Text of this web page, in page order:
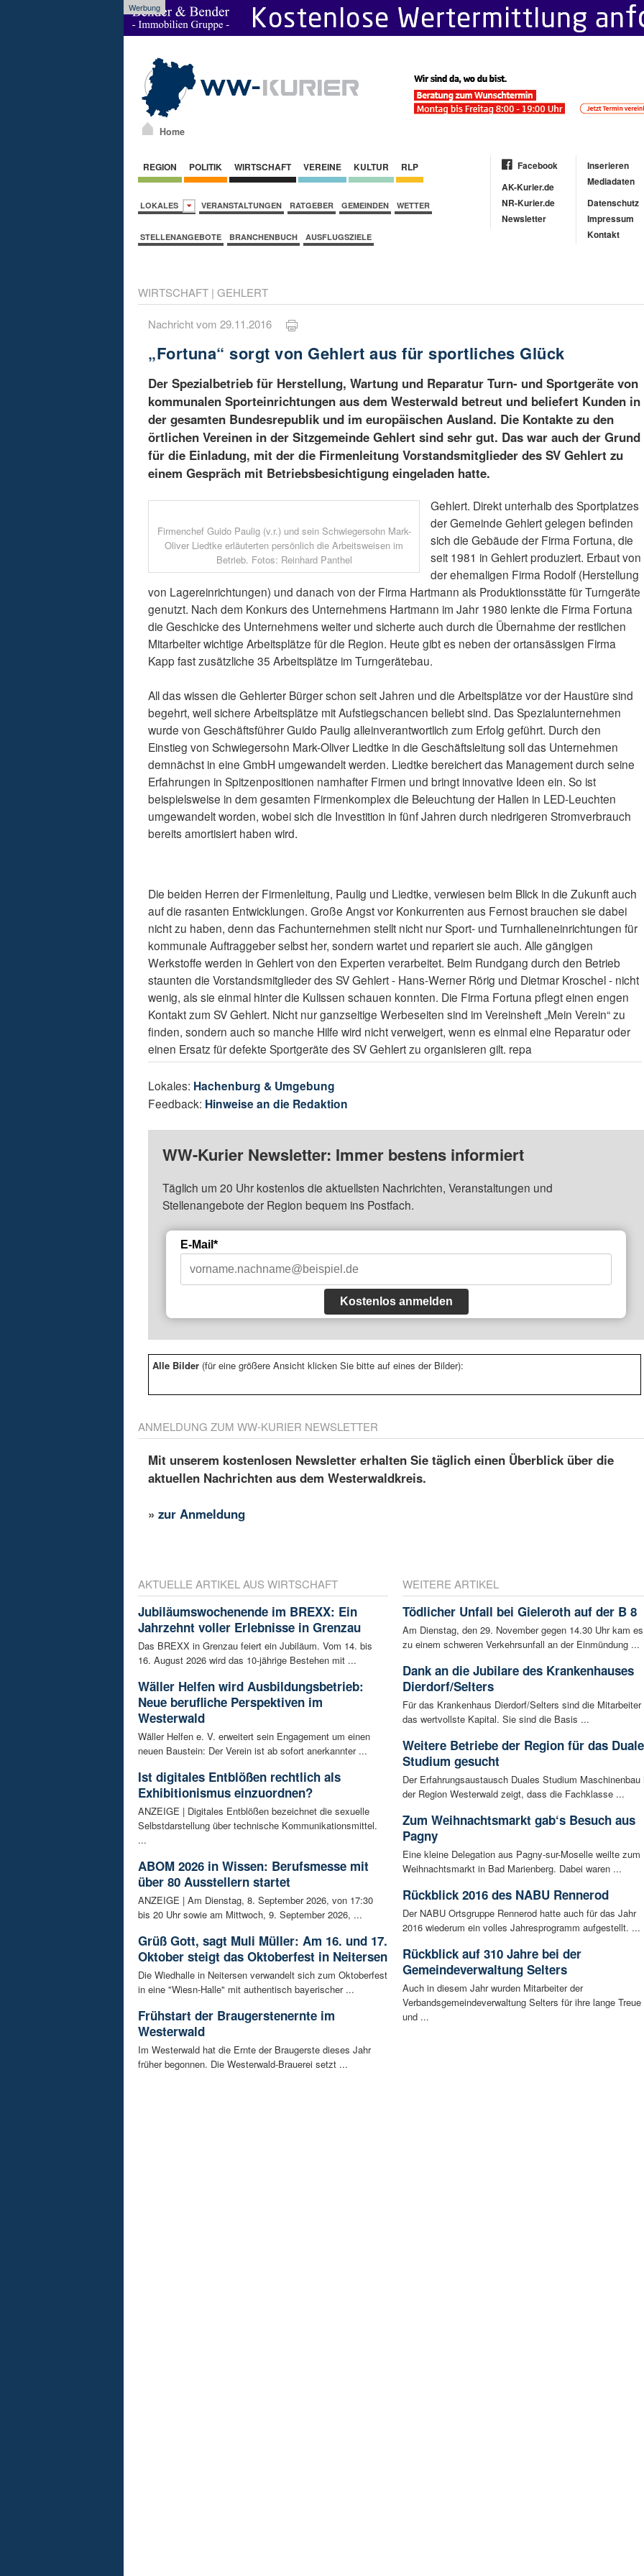
Werbung
Home
REGION POLITIK WIRTSCHAFT VEREINE KULTUR RLP
LOKALES VERANSTALTUNGEN RATGEBER GEMEINDEN WETTER
STELLENANGEBOTE BRANCHENBUCH AUSFLUGSZIELE
Facebook
AK-Kurier.de
NR-Kurier.de
Newsletter
Inserieren
Mediadaten
Datenschutz
Impressum
Kontakt
WIRTSCHAFT | GEHLERT
Nachricht vom 29.11.2016
„Fortuna“ sorgt von Gehlert aus für sportliches Glück
Der Spezialbetrieb für Herstellung, Wartung und Reparatur Turn- und Sportgeräte von
kommunalen Sporteinrichtungen aus dem Westerwald betreut und beliefert Kunden in
der gesamten Bundesrepublik und im europäischen Ausland. Die Kontakte zu den
örtlichen Vereinen in der Sitzgemeinde Gehlert sind sehr gut. Das war auch der Grund
für die Einladung, mit der die Firmenleitung Vorstandsmitglieder des SV Gehlert zu
einem Gespräch mit Betriebsbesichtigung eingeladen hatte.
Firmenchef Guido Paulig (v.r.) und sein Schwiegersohn Mark-
Oliver Liedtke erläuterten persönlich die Arbeitsweisen im
Betrieb. Fotos: Reinhard Panthel
Gehlert. Direkt unterhalb des Sportplatzes
der Gemeinde Gehlert gelegen befinden
sich die Gebäude der Firma Fortuna, die
seit 1981 in Gehlert produziert. Erbaut von
der ehemaligen Firma Rodolf (Herstellung
von Lagereinrichtungen) und danach von der Firma Hartmann als Produktionsstätte für Turngeräte
genutzt. Nach dem Konkurs des Unternehmens Hartmann im Jahr 1980 lenkte die Firma Fortuna
die Geschicke des Unternehmens weiter und sicherte auch durch die Übernahme der restlichen
Mitarbeiter wichtige Arbeitsplätze für die Region. Heute gibt es neben der ortansässigen Firma
Kapp fast zusätzliche 35 Arbeitsplätze im Turngerätebau.
All das wissen die Gehlerter Bürger schon seit Jahren und die Arbeitsplätze vor der Haustüre sind
begehrt, weil sichere Arbeitsplätze mit Aufstiegschancen beliebt sind. Das Spezialunternehmen
wurde von Geschäftsführer Guido Paulig alleinverantwortlich zum Erfolg geführt. Durch den
Einstieg von Schwiegersohn Mark-Oliver Liedtke in die Geschäftsleitung soll das Unternehmen
demnächst in eine GmbH umgewandelt werden. Liedtke bereichert das Management durch seine
Erfahrungen in Spitzenpositionen namhafter Firmen und bringt innovative Ideen ein. So ist
beispielsweise in dem gesamten Firmenkomplex die Beleuchtung der Hallen in LED-Leuchten
umgewandelt worden, wobei sich die Investition in fünf Jahren durch niedrigeren Stromverbrauch
bereits amortisiert haben wird.
Die beiden Herren der Firmenleitung, Paulig und Liedtke, verwiesen beim Blick in die Zukunft auch
auf die rasanten Entwicklungen. Große Angst vor Konkurrenten aus Fernost brauchen sie dabei
nicht zu haben, denn das Fachunternehmen stellt nicht nur Sport- und Turnhalleneinrichtungen für
kommunale Auftraggeber selbst her, sondern wartet und repariert sie auch. Alle gängigen
Werkstoffe werden in Gehlert von den Experten verarbeitet. Beim Rundgang durch den Betrieb
staunten die Vorstandsmitglieder des SV Gehlert - Hans-Werner Rörig und Dietmar Kroschel - nicht
wenig, als sie einmal hinter die Kulissen schauen konnten. Die Firma Fortuna pflegt einen engen
Kontakt zum SV Gehlert. Nicht nur ganzseitige Werbeseiten sind im Vereinsheft „Mein Verein“ zu
finden, sondern auch so manche Hilfe wird nicht verweigert, wenn es einmal eine Reparatur oder
einen Ersatz für defekte Sportgeräte des SV Gehlert zu organisieren gilt. repa
Lokales: Hachenburg & Umgebung
Feedback: Hinweise an die Redaktion
WW-Kurier Newsletter: Immer bestens informiert
Täglich um 20 Uhr kostenlos die aktuellsten Nachrichten, Veranstaltungen und
Stellenangebote der Region bequem ins Postfach.
E-Mail*
Kostenlos anmelden
Alle Bilder (für eine größere Ansicht klicken Sie bitte auf eines der Bilder):
ANMELDUNG ZUM WW-KURIER NEWSLETTER
Mit unserem kostenlosen Newsletter erhalten Sie täglich einen Überblick über die
aktuellen Nachrichten aus dem Westerwaldkreis.
»zur Anmeldung
AKTUELLE ARTIKEL AUS WIRTSCHAFT
Jubiläumswochenende im BREXX: Ein
Jahrzehnt voller Erlebnisse in Grenzau
Das BREXX in Grenzau feiert ein Jubiläum. Vom 14. bis
16. August 2026 wird das 10-jährige Bestehen mit ...
Wäller Helfen wird Ausbildungsbetrieb:
Neue berufliche Perspektiven im
Westerwald
Wäller Helfen e. V. erweitert sein Engagement um einen
neuen Baustein: Der Verein ist ab sofort anerkannter ...
Ist digitales Entblößen rechtlich als
Exhibitionismus einzuordnen?
ANZEIGE | Digitales Entblößen bezeichnet die sexuelle
Selbstdarstellung über technische Kommunikationsmittel.
...
ABOM 2026 in Wissen: Berufsmesse mit
über 80 Ausstellern startet
ANZEIGE | Am Dienstag, 8. September 2026, von 17:30
bis 20 Uhr sowie am Mittwoch, 9. September 2026, ...
Grüß Gott, sagt Muli Müller: Am 16. und 17.
Oktober steigt das Oktoberfest in Neitersen
Die Wiedhalle in Neitersen verwandelt sich zum Oktoberfest
in eine "Wiesn-Halle" mit authentisch bayerischer ...
Frühstart der Braugerstenernte im
Westerwald
Im Westerwald hat die Ernte der Braugerste dieses Jahr
früher begonnen. Die Westerwald-Brauerei setzt ...
WEITERE ARTIKEL
Tödlicher Unfall bei Gieleroth auf der B 8
Am Dienstag, den 29. November gegen 14.30 Uhr kam es
zu einem schweren Verkehrsunfall an der Einmündung ...
Dank an die Jubilare des Krankenhauses
Dierdorf/Selters
Für das Krankenhaus Dierdorf/Selters sind die Mitarbeiter
das wertvollste Kapital. Sie sind die Basis ...
Weitere Betriebe der Region für das Duale
Studium gesucht
Der Erfahrungsaustausch Duales Studium Maschinenbau
der Region Westerwald zeigt, dass die Fachklasse ...
Zum Weihnachtsmarkt gab‘s Besuch aus
Pagny
Eine kleine Delegation aus Pagny-sur-Moselle weilte zum
Weihnachtsmarkt in Bad Marienberg. Dabei waren ...
Rückblick 2016 des NABU Rennerod
Der NABU Ortsgruppe Rennerod hatte auch für das Jahr
2016 wiederum ein volles Jahresprogramm aufgestellt. ...
Rückblick auf 310 Jahre bei der
Gemeindeverwaltung Selters
Auch in diesem Jahr wurden Mitarbeiter der
Verbandsgemeindeverwaltung Selters für ihre lange Treue
und ...